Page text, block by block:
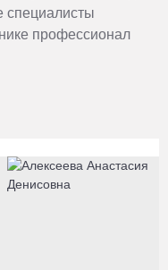
увеличивается в размере
за счет прилива крови
и обнажается, отодвигая
повышенной
чувствительностью
и при стимуляции
специалисты
профессионал